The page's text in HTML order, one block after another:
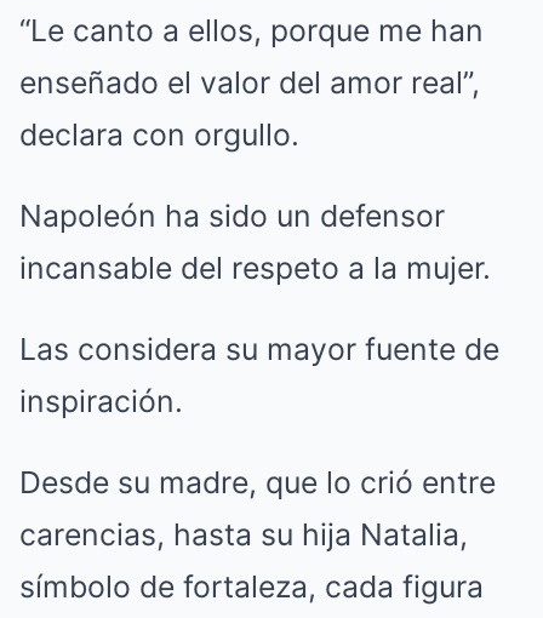
“Le canto a ellos, porque me han
enseñado el valor del amor real”,
declara con orgullo.
Napoleón ha sido un defensor
incansable del respeto a la mujer.
Las considera su mayor fuente de
inspiración.
Desde su madre, que lo crió entre
carencias, hasta su hija Natalia,
símbolo de fortaleza, cada figura